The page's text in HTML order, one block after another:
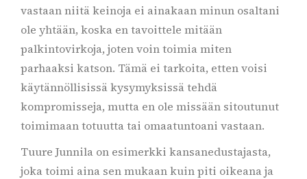
vastaan niitä keinoja ei ainakaan minun osaltani
ole yhtään, koska en tavoittele mitään
palkintovirkoja, joten voin toimia miten
parhaaksi katson. Tämä ei tarkoita, etten voisi
käytännöllisissä kysymyksissä tehdä
kompromisseja, mutta en ole missään sitoutunut
toimimaan totuutta tai omaatuntoani vastaan.
Tuure Junnila on esimerkki kansanedustajasta,
joka toimi aina sen mukaan kuin piti oikeana ja